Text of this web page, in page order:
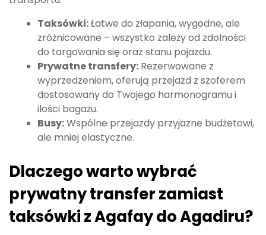
Taksówki:Łatwe do złapania, wygodne, ale
zróżnicowane – wszystko zależy od zdolności
do targowania się oraz stanu pojazdu.
Prywatne transfery: Rezerwowane z
wyprzedzeniem, oferują przejazd z szoferem
dostosowany do Twojego harmonogramu i
ilości bagażu.
Busy:Wspólne przejazdy przyjazne budżetowi,
ale mniej elastyczne.
Dlaczego warto wybrać
prywatny transfer zamiast
taksówki z Agafay do Agadiru?